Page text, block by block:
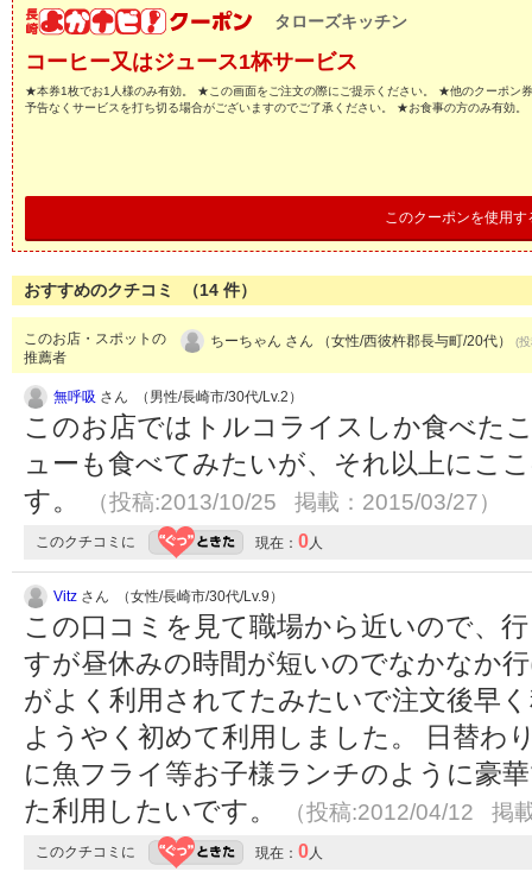
タローズキッチン
コーヒー又はジュース1杯サービス
★本券1枚でお1人様のみ有効。 ★この画面をご注文の際にご提示ください。 ★他のクーポン
予告なくサービスを打ち切る場合がございますのでご了承ください。 ★お食事の方のみ有効。
このクーポンを使用す
おすすめのクチコミ （14 件）
このお店・スポットの
推薦者
ちーちゃん さん （女性/西彼杵郡長与町/20代） (
無呼吸 さん （男性/長崎市/30代/Lv.2）
このお店ではトルコライスしか食べた
ューも食べてみたいが、それ以上にこ
す。
（投稿:2013/10/25 掲載：2015/03/27）
このクチコミに 現在： 0人
Vitz さん （女性/長崎市/30代/Lv.9）
この口コミを見て職場から近いので、
すが昼休みの時間が短いのでなかなか
がよく利用されてたみたいで注文後早
ようやく初めて利用しました。 日替わ
に魚フライ等お子様ランチのように豪
た利用したいです。
（投稿:2012/04/12 掲
このクチコミに 現在： 0人